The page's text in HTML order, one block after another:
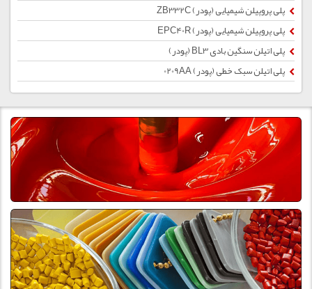
پلی پروپیلن شیمیایی (پودر) ZB332C
پلی پروپیلن شیمیایی (پودر) EPC40R
پلی اتیلن سنگین بادی BL3 (پودر)
پلی اتیلن سبک خطی (پودر) 0209AA